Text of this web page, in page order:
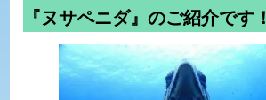
『ヌサペニダ』のご紹介です！